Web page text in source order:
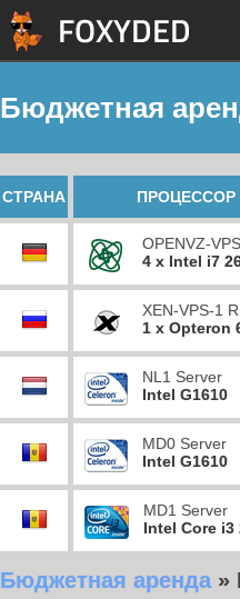
Бюджетная
СТРАНА ПРОЦЕССОР
OPENVZ-
4 x Intel i7
XEN-VPS-1
1 x Opteron
NL1 Server
Intel G1610
MD0 Server
Intel G1610
MD1 Server
Intel Core i3
Бюджетная аренда»